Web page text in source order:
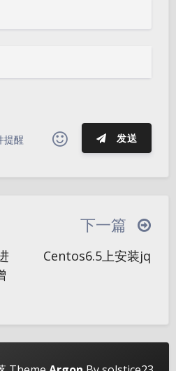
浅阴影 深阴影
关闭 日落 暗化 灰度
提醒 发送
ゝ
(☆ω☆)
(ノ°ο°)ノ
下一篇
Centos6.5上安装jq